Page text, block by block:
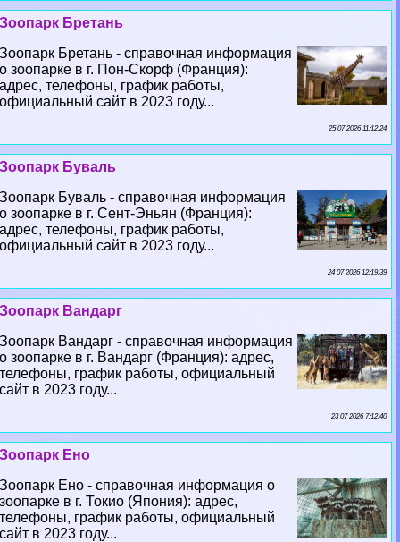
Зоопарк Бретань
Зоопарк Бретань - справочная информация
о зоопарке в г. Пон-Скорф (Франция):
адрес, телефоны, график работы,
официальный сайт в 2023 году...
25 07 2026 11:12:24
Зоопарк Буваль
Зоопарк Буваль - справочная информация
о зоопарке в г. Сент-Эньян (Франция):
адрес, телефоны, график работы,
официальный сайт в 2023 году...
24 07 2026 12:19:39
Зоопарк Вандарг
Зоопарк Вандарг - справочная информация
о зоопарке в г. Вандарг (Франция): адрес,
телефоны, график работы, официальный
сайт в 2023 году...
23 07 2026 7:12:40
Зоопарк Ено
Зоопарк Ено - справочная информация о
зоопарке в г. Токио (Япония): адрес,
телефоны, график работы, официальный
сайт в 2023 году...